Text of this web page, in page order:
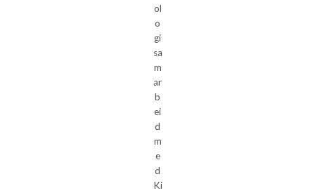
ol
o
gi
sa
m
ar
b
ei
d
m
e
d
Ki